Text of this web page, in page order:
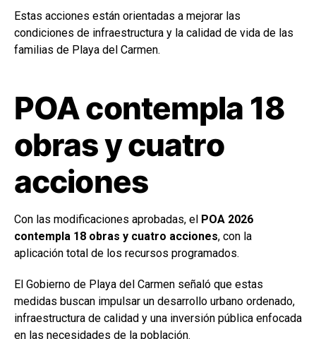
Estas acciones están orientadas a mejorar las
condiciones de infraestructura y la calidad de vida de las
familias de Playa del Carmen.
POA contempla 18
obras y cuatro
acciones
Con las modificaciones aprobadas, el POA 2026
contempla 18 obras y cuatro acciones, con la
aplicación total de los recursos programados.
El Gobierno de Playa del Carmen señaló que estas
medidas buscan impulsar un desarrollo urbano ordenado,
infraestructura de calidad y una inversión pública enfocada
en las necesidades de la población.